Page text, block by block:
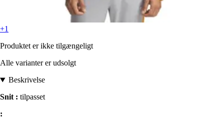
+1
Produktet er ikke tilgængeligt
Alle varianter er udsolgt
Beskrivelse
Snit : tilpasset
: